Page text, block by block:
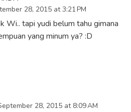
28, 2015 at 3:21 PM
Wi.. tapi yudi belum tahu gimana
yang minum ya? :D
28, 2015 at 8:09 AM